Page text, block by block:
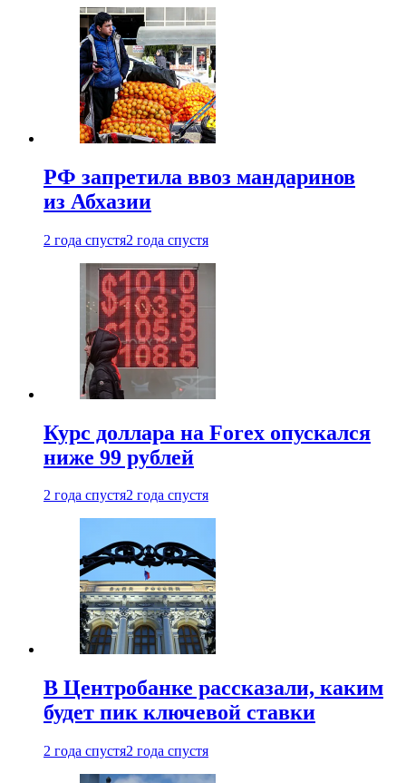
РФ запретила ввоз мандаринов
из Абхазии
2 года спустя2 года спустя
Курс доллара на Forex опускался
ниже 99 рублей
2 года спустя2 года спустя
В Центробанке рассказали, каким
будет пик ключевой ставки
2 года спустя2 года спустя